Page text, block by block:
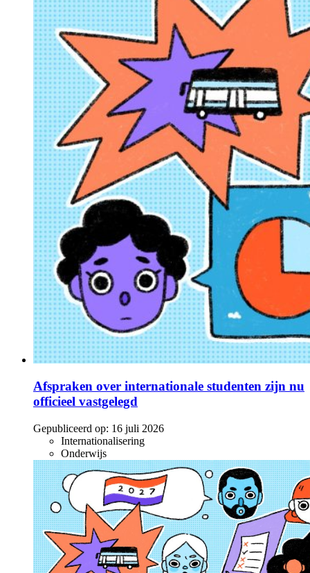
Afspraken over internationale studenten zijn nu
officieel vastgelegd
Gepubliceerd op: 16 juli 2026
Internationalisering
Onderwijs